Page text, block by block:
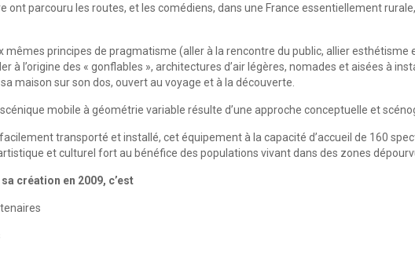
ont parcouru les routes, et les comédiens, dans une France essentiellement
mêmes principes de pragmatisme (aller à la rencontre du public, allier
à l’origine des « gonflables », architectures d’air légères, nomades et aisées à
maison sur son dos, ouvert au voyage et à la découverte.
mobile à géométrie variable résulte d’une approche conceptuelle et
transporté et installé, cet équipement à la capacité d’accueil de 160
et culturel fort au bénéfice des populations vivant dans des zones
création en 2009, c’est